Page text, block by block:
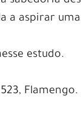
a aspirar
estudo.
Flamengo.